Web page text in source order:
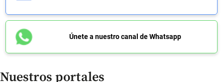
Únete a nuestro canal de Whatsapp
Nuestros portales